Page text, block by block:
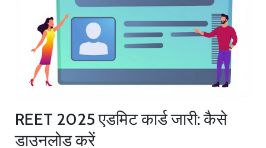
REET 2025 एडमिट कार्ड जारी: कैसे
डाउनलोड करें